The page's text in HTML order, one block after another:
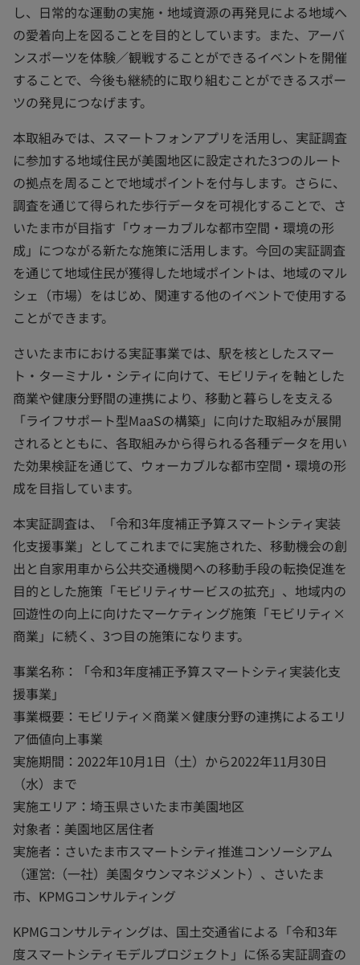
し、日常的な運動の実施・地域資源の再発見による地域へ
の愛着向上を図ることを目的としています。また、アーバ
ンスポーツを体験／観戦することができるイベントを開催
することで、今後も継続的に取り組むことができるスポー
ツの発見につなげます。
本取組みでは、スマートフォンアプリを活用し、実証調査
に参加する地域住民が美園地区に設定された3つのルート
の拠点を周ることで地域ポイントを付与します。さらに、
調査を通じて得られた歩行データを可視化することで、さ
いたま市が目指す「ウォーカブルな都市空間・環境の形
成」につながる新たな施策に活用します。今回の実証調査
を通じて地域住民が獲得した地域ポイントは、地域のマル
シェ（市場）をはじめ、関連する他のイベントで使用する
ことができます。
さいたま市における実証事業では、駅を核としたスマー
ト・ターミナル・シティに向けて、モビリティを軸とした
商業や健康分野間の連携により、移動と暮らしを支える
「ライフサポート型MaaSの構築」に向けた取組みが展開
されるとともに、各取組みから得られる各種データを用い
た効果検証を通じて、ウォーカブルな都市空間・環境の形
成を目指しています。
本実証調査は、「令和3年度補正予算スマートシティ実装
化支援事業」としてこれまでに実施された、移動機会の創
出と自家用車から公共交通機関への移動手段の転換促進を
目的とした施策「モビリティサービスの拡充」、地域内の
回遊性の向上に向けたマーケティング施策「モビリティ×
商業」に続く、3つ目の施策になります。
事業名称：「令和3年度補正予算スマートシティ実装化支
援事業」
事業概要：モビリティ×商業×健康分野の連携によるエリ
ア価値向上事業
実施期間：2022年10月1日（土）から2022年11月30日
（水）まで
実施エリア：埼玉県さいたま市美園地区
対象者：美園地区居住者
実施者：さいたま市スマートシティ推進コンソーシアム
（運営:（一社）美園タウンマネジメント）、さいたま
市、KPMGコンサルティング
KPMGコンサルティングは、国土交通省による「令和3年
度スマートシティモデルプロジェクト」に係る実証調査の